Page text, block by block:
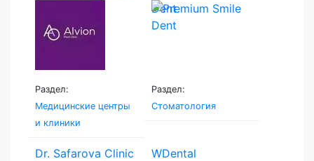
Раздел:
Медицинские центры
и клиники
Dent
Раздел:
Стоматология
Dr. Safarova Clinic WDental